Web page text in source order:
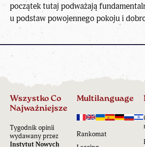
początek tutaj podważają
u podstaw powojennego pokoju i
Wszystko Co
Najważniejsze
Tygodnik opinii
wydawany przez
Instytut Nowych
Multilanguage
Rankomat